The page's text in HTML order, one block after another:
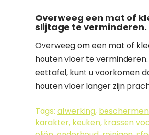
Overweeg een mat of
slijtage te verminderen.
Overweeg om een mat of
houten vloer te
eettafel, kunt u voorkomen
houten vloer langer zijn
Tags: afwerking, beschermen
karakter, keuken, krassen